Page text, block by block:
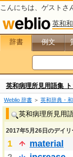
こんにちは、 ゲスト さ
英和
辞書 例文
英和病理所見用語集
Weblio 辞書 ＞ 英和辞典・
英和病理所見用
2017年5月26日のデイ
1
material